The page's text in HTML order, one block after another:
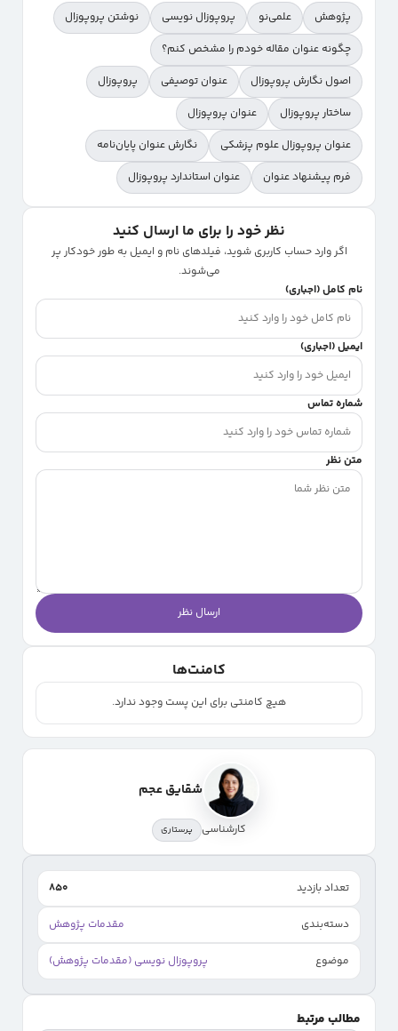
جست‌وجوی سامانه اخلاق را همراه داشته باشید.
پژوهش علمی‌نو پروپوزال نویسی
نوشتن پروپوزال
چگونه عنوان مقاله خودم را مشخص کنم؟
اصول نگارش پروپوزال
عنوان توصیفی
پروپوزال
ساختار پروپوزال
عنوان پروپوزال
عنوان پروپوزال علوم پزشکی
نگارش عنوان پایان‌نامه
فرم پیشنهاد عنوان
عنوان استاندارد پروپوزال
نظر خود را برای ما ارسال کنید
اگر وارد حساب کاربری شوید، فیلدهای نام و ایمیل به طور خودکار پر
می‌شوند.
نام کامل (اجباری)
ایمیل (اجباری)
شماره تماس
متن نظر
ارسال نظر
کامنت‌ها
هیچ کامنتی برای این پست وجود ندارد.
شقایق عجم
کارشناسی پرستاری
تعداد بازدید 850
دسته‌بندی مقدمات پژوهش
موضوع پروپوزال نویسی (مقدمات پژوهش)
مطالب مرتبط